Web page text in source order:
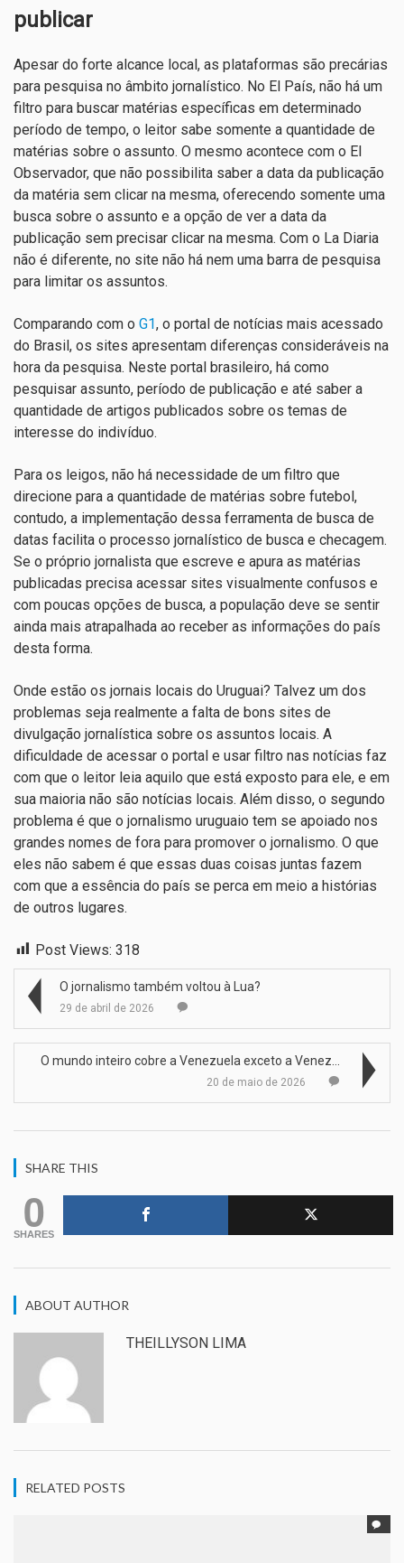
publicar
Apesar do forte alcance local, as plataformas são precárias
para pesquisa no âmbito jornalístico. No El País, não há um
filtro para buscar matérias específicas em determinado
período de tempo, o leitor sabe somente a quantidade de
matérias sobre o assunto. O mesmo acontece com o El
Observador, que não possibilita saber a data da publicação
da matéria sem clicar na mesma, oferecendo somente uma
busca sobre o assunto e a opção de ver a data da
publicação sem precisar clicar na mesma. Com o La Diaria
não é diferente, no site não há nem uma barra de pesquisa
para limitar os assuntos.
Comparando com o G1, o portal de notícias mais acessado
do Brasil, os sites apresentam diferenças consideráveis na
hora da pesquisa. Neste portal brasileiro, há como
pesquisar assunto, período de publicação e até saber a
quantidade de artigos publicados sobre os temas de
interesse do indivíduo.
Para os leigos, não há necessidade de um filtro que
direcione para a quantidade de matérias sobre futebol,
contudo, a implementação dessa ferramenta de busca de
datas facilita o processo jornalístico de busca e checagem.
Se o próprio jornalista que escreve e apura as matérias
publicadas precisa acessar sites visualmente confusos e
com poucas opções de busca, a população deve se sentir
ainda mais atrapalhada ao receber as informações do país
desta forma.
Onde estão os jornais locais do Uruguai? Talvez um dos
problemas seja realmente a falta de bons sites de
divulgação jornalística sobre os assuntos locais. A
dificuldade de acessar o portal e usar filtro nas notícias faz
com que o leitor leia aquilo que está exposto para ele, e em
sua maioria não são notícias locais. Além disso, o segundo
problema é que o jornalismo uruguaio tem se apoiado nos
grandes nomes de fora para promover o jornalismo. O que
eles não sabem é que essas duas coisas juntas fazem
com que a essência do país se perca em meio a histórias
de outros lugares.
Post Views: 318
O jornalismo também voltou à Lua?
29 de abril de 2026
20 de maio de 2026
SHARE THIS
0
SHARES
ABOUT AUTHOR
THEILLYSON LIMA
RELATED POSTS